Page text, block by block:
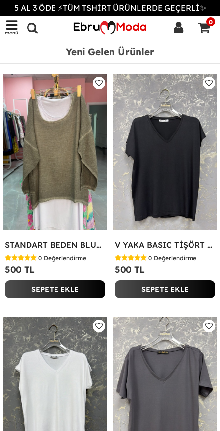
5 AL 3 ÖDE ⚡TÜM TSHİRT ÜRÜNLERDE GEÇERLİ✨
menü
0
Yeni Gelen Ürünler
STANDART BEDEN BLUZ Yeşil
0 Değerlendirme
500 TL
SEPETE EKLE
V YAKA BASIC TİŞÖRT Siyah
0 Değerlendirme
500 TL
SEPETE EKLE